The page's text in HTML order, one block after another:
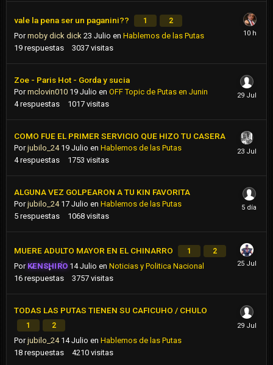
vale la pena ser un paganini?? 1 2
Pormoby dick dick 23 Julio en Hablemos de las Putas
19 respuestas 3037 visitas
Zoe - Paris Hot - Gorda y sucia
Pormclovin010 19 Julio en OFF Topic de Putas en Junin
4 respuestas 1017 visitas
COMO FUE EL PRIMER SERVICIO QUE HIZO TU CASERA
Porjubilo_24 19 Julio en Hablemos de las Putas
4 respuestas 1753 visitas
ALGUNA VEZ GOLPEARON A TU KIN FAVORITA
Porjubilo_24 17 Julio en Hablemos de las Putas
5 respuestas 1068 visitas
MUERE ADULTO MAYOR EN EL CHINARRO 1 2
Por KENSHIRO 14 Julio enNoticias y Politica Nacional
16 respuestas 3757 visitas
TODAS LAS PUTAS TIENEN SU CAFICUHO / CHULO
1 2
Porjubilo_24 14 Julio en Hablemos de las Putas
18 respuestas 4210 visitas